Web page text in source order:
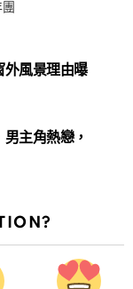
外風景理由曝
主角熱戀，